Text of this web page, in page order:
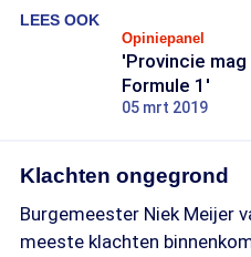
LEES OOK
Opiniepanel
'Provincie
Formule 1'
05 mrt 2019
Klachten ongegrond
Burgemeester Niek Meijer
meeste klachten